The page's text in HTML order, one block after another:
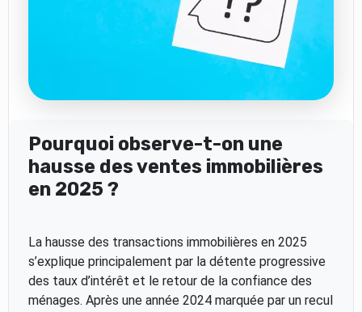
Pourquoi observe-t-on une
hausse des ventes immobilières
en 2025 ?
La hausse des transactions immobilières en 2025
s’explique principalement par la détente progressive
des taux d’intérêt et le retour de la confiance des
ménages. Après une année 2024 marquée par un recul